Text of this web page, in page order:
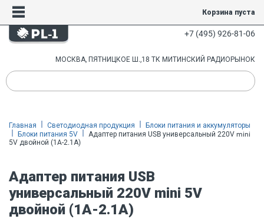
Корзина пуста
+7 (495) 926-81-06
МОСКВА, ПЯТНИЦКОЕ Ш.,18 ТК МИТИНСКИЙ РАДИОРЫНОК
Главная Светодиодная продукция
Блоки питания и аккумуляторы
Блоки питания 5V
Адаптер питания USB универсальный 220V mini
5V двойной (1A-2.1А)
Адаптер питания USB
универсальный 220V mini 5V
двойной (1A-2.1А)